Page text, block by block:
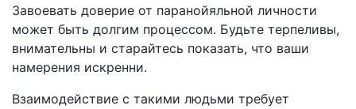
Завоевать доверие от паранойяльной личности
может быть долгим процессом. Будьте терпеливы,
внимательны и старайтесь показать, что ваши
намерения искренни.
Взаимодействие с такими людьми требует